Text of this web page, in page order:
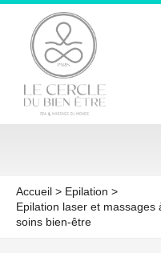
Aller
contenu
Accueil
Epilation
Epilation laser et
soins bien-être